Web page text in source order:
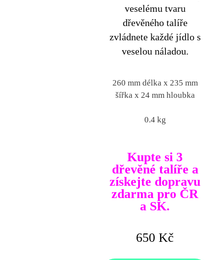
veselému tvaru
dřevěného talíře
zvládnete každé jídlo s
veselou náladou.
260 mm délka x 235 mm
šířka x 24 mm hloubka
0.4 kg
Kupte si 3
dřevěné talíře a
získejte dopravu
zdarma pro ČR
a SK.
650 Kč